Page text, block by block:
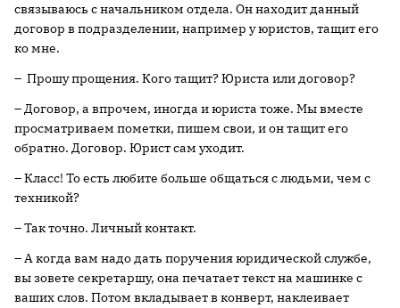
связываюсь с начальником отдела. Он находит данный
договор в подразделении, например у юристов, тащит его
ко мне.
– Прошу прощения. Кого тащит? Юриста или договор?
– Договор, а впрочем, иногда и юриста тоже. Мы вместе
просматриваем пометки, пишем свои, и он тащит его
обратно. Договор. Юрист сам уходит.
– Класс! То есть любите больше общаться с людьми, чем с
техникой?
– Так точно. Личный контакт.
– А когда вам надо дать поручения юридической службе,
вы зовете секретаршу, она печатает текст на машинке с
ваших слов. Потом вкладывает в конверт, наклеивает